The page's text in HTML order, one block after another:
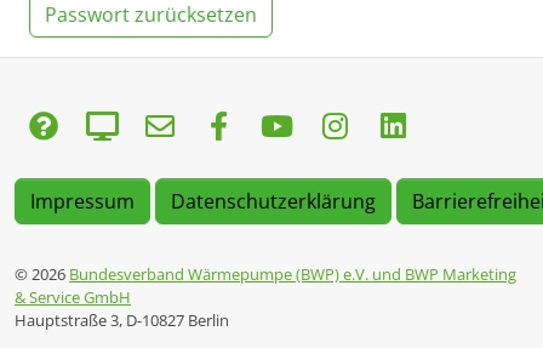
Passwort zurücksetzen
Impressum Datenschutzerklärung
© 2026 Bundesverband Wärmepumpe (BWP) e.V. und BWP Marketing
& Service GmbH
Hauptstraße 3, D-10827 Berlin